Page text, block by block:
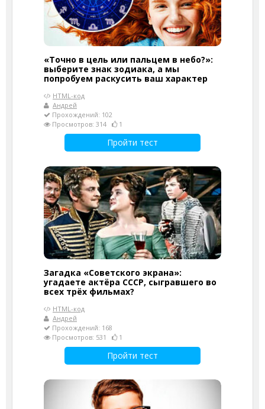
«Точно в цель или пальцем в небо?»:
выберите знак зодиака, а мы
попробуем раскусить ваш характер
HTML-код
Андрей
Прохождений: 102
Просмотров: 314
1
Пройти тест
Загадка «Советского экрана»:
угадаете актёра СССР, сыгравшего во
всех трёх фильмах?
HTML-код
Андрей
Прохождений: 168
Просмотров: 531
1
Пройти тест